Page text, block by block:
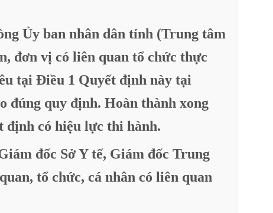
Ủy ban nhân dân tỉnh (Trung tâm
đơn vị có liên quan tổ chức thực
tại Điều 1 Quyết định này tại
đúng quy định. Hoàn thành xong
định có hiệu lực thi hành.
đốc SởY tế, Giám đốc Trung
quan, tổ chức, cá nhân có liên quan